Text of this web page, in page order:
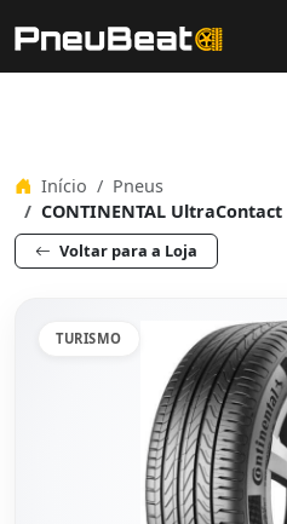
Início
Pneus
CONTINENTAL UltraContact
Voltar para a Loja
TURISMO